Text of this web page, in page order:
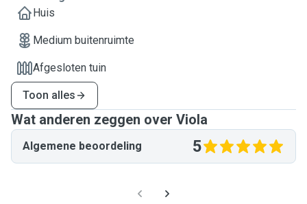
Huis
Medium buitenruimte
Afgesloten tuin
Toon alles
Wat anderen zeggen over Viola
Algemene beoordeling 5